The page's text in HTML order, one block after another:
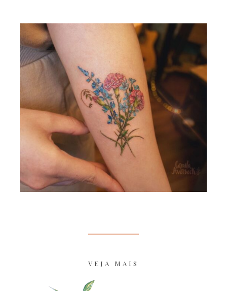
VEJA MAIS